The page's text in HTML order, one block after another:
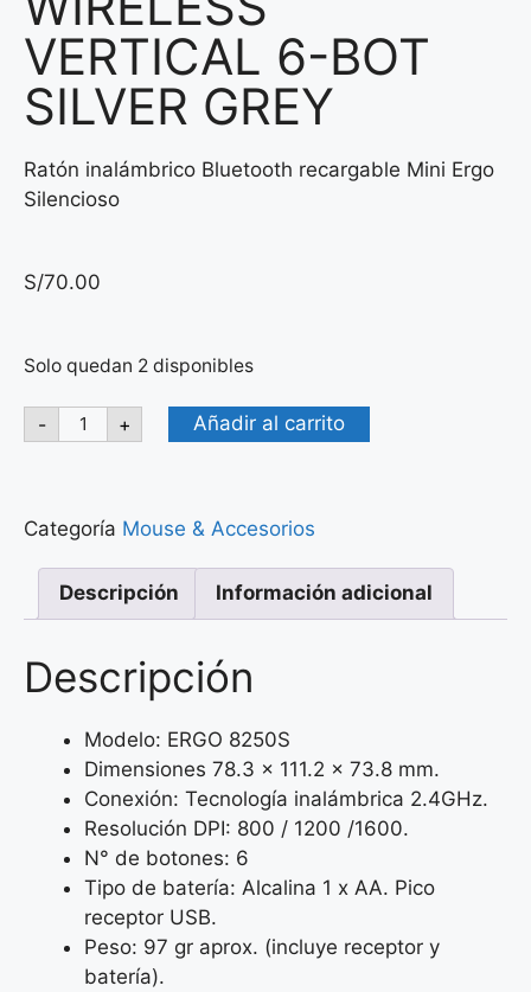
VERTICAL 6-BOT
SILVER GREY
Ratón inalámbrico Bluetooth recargable Mini Ergo
Silencioso
S/70.00
Solo quedan 2 disponibles
- + Añadir al carrito
Categoría Mouse & Accesorios
Descripción Información adicional
Descripción
Modelo: ERGO 8250S
Dimensiones 78.3 x 111.2 x 73.8 mm.
Conexión: Tecnología inalámbrica 2.4GHz.
Resolución DPI: 800 / 1200 /1600.
N° de botones: 6
Tipo de batería: Alcalina 1 x AA. Pico
receptor USB.
Peso: 97 gr aprox. (incluye receptor y
batería).